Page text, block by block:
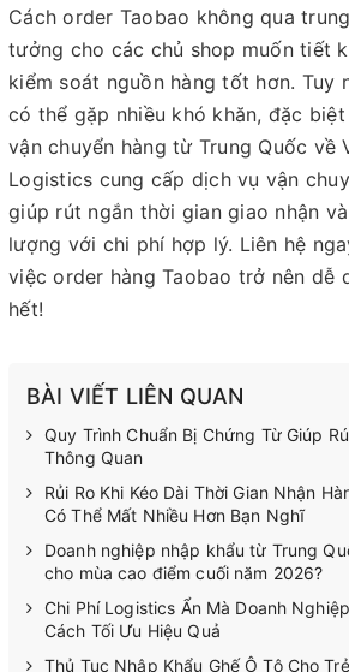
Cách order Taobao không qua
tưởng cho các chủ shop muốn tiết
kiểm soát nguồn hàng tốt hơn. Tuy
có thể gặp nhiều khó khăn, đặc
vận chuyển hàng từ Trung Quốc về
Logistics cung cấp dịch vụ vận
giúp rút ngắn thời gian giao nhận
lượng với chi phí hợp lý. Liên hệ
việc order hàng Taobao trở nên dễ
hết!
BÀI VIẾT LIÊN QUAN
Quy Trình Chuẩn Bị Chứng Từ Giúp
Thông Quan
Rủi Ro Khi Kéo Dài Thời Gian Nhận
Có Thể Mất Nhiều Hơn Bạn Nghĩ
Doanh nghiệp nhập khẩu từ Trung
cho mùa cao điểm cuối năm 2026?
Chi Phí Logistics Ẩn Mà Doanh
Cách Tối Ưu Hiệu Quả
Thủ Tục Nhập Khẩu Ghế Ô Tô Cho